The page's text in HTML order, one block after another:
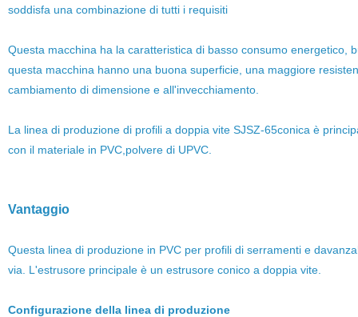
soddisfa una combinazione di tutti i requisiti
Questa macchina ha la caratteristica di basso consumo energetico,
questa macchina hanno una buona superficie, una maggiore
cambiamento di dimensione e all'invecchiamento.
La linea di produzione di profili a doppia vite SJSZ-65conica è
con il materiale in PVC,polvere di UPVC.
Vantaggio
Questa linea di produzione in PVC per profili di serramenti e
via. L'estrusore principale è un estrusore conico a doppia vite.
Configurazione della linea di produzione